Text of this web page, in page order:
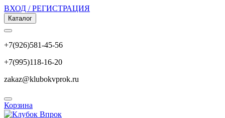
ВХОД / РЕГИСТРАЦИЯ
Каталог
+7(926)581-45-56
+7(995)118-16-20
zakaz@klubokvprok.ru
Корзина